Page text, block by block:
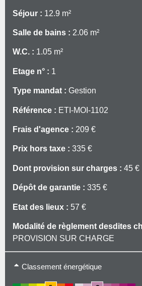
Séjour : 12.9 m²
Salle de bains : 2.06 m²
W.C. : 1.05 m²
Etage n° : 1
Type mandat : Gestion
Référence : ETI-MOI-1102
Frais d'agence : 209 €
Prix hors taxe : 335 €
Dont provision sur charges : 45 €
Dépôt de garantie : 335 €
Etat des lieux : 57 €
Modalité de règlement desdites
PROVISION SUR CHARGE
Classement énergétique